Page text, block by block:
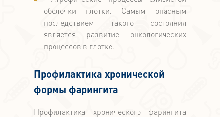
оболочки глотки. Самым опасным
последствием такого состояния
является развитие онкологических
процессов в глотке.
Профилактика хронической
формы фарингита
Профилактика хронического фарингита